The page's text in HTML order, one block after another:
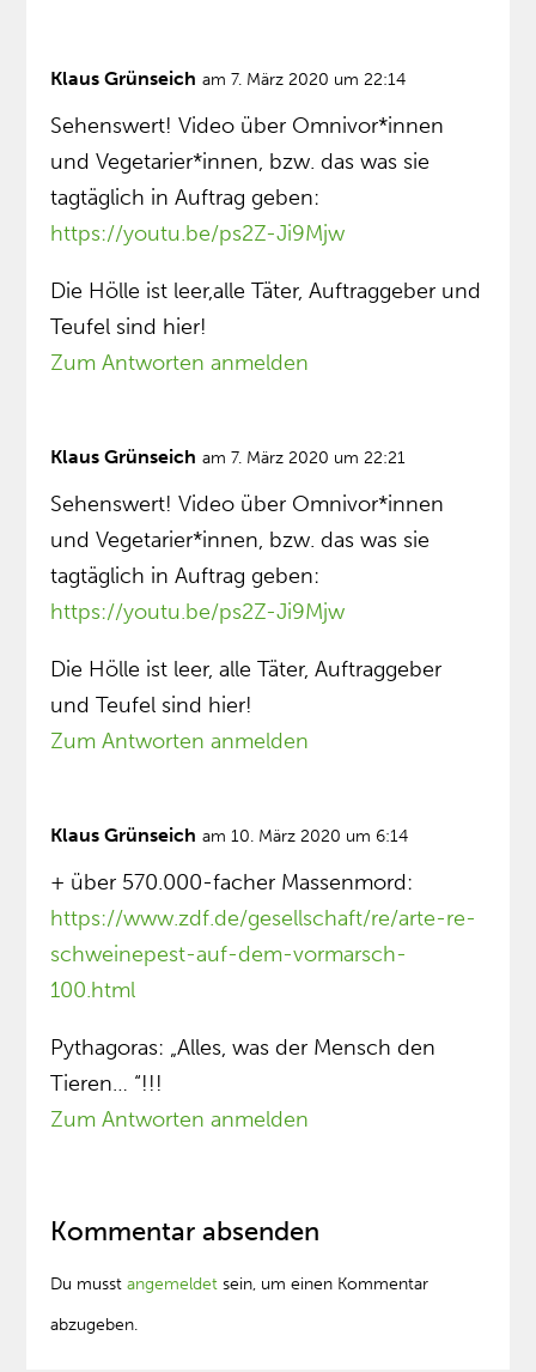
Klaus Grünseich am 7. März 2020 um 22:14
Sehenswert! Video über Omnivor*innen
und Vegetarier*innen, bzw. das was sie
tagtäglich in Auftrag geben:
https://youtu.be/ps2Z-Ji9Mjw
Die Hölle ist leer,alle Täter, Auftraggeber und
Teufel sind hier!
Zum Antworten anmelden
Klaus Grünseich am 7. März 2020 um 22:21
Sehenswert! Video über Omnivor*innen
und Vegetarier*innen, bzw. das was sie
tagtäglich in Auftrag geben:
https://youtu.be/ps2Z-Ji9Mjw
Die Hölle ist leer, alle Täter, Auftraggeber
und Teufel sind hier!
Zum Antworten anmelden
Klaus Grünseich am 10. März 2020 um 6:14
+ über 570.000-facher Massenmord:
https://www.zdf.de/gesellschaft/re/arte-re-
schweinepest-auf-dem-vormarsch-
100.html
Pythagoras: „Alles, was der Mensch den
Tieren… “!!!
Zum Antworten anmelden
Kommentar absenden
Du musstangemeldet sein, um einen Kommentar
abzugeben.